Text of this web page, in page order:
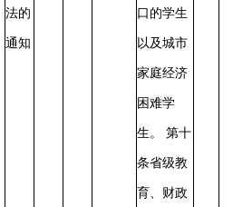
法的
通知
口的学生
以及城市
家庭经济
困难学
生。 第十
条省级教
育、财政